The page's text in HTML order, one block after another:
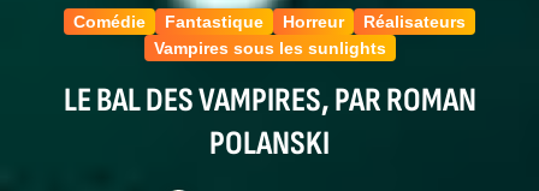
Comédie Fantastique Horreur
Réalisateurs
Vampires sous les sunlights
LE BAL DES VAMPIRES, PAR ROMAN
POLANSKI